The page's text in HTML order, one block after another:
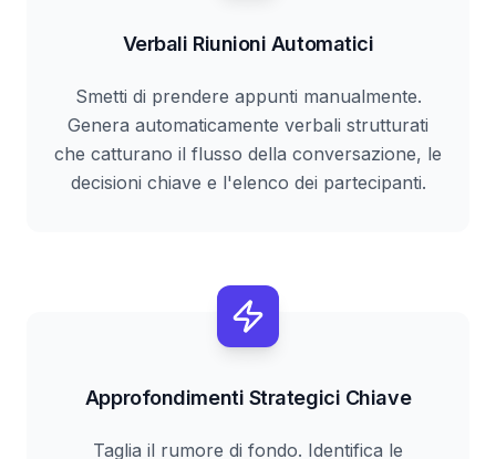
Verbali Riunioni Automatici
Smetti di prendere appunti manualmente.
Genera automaticamente verbali strutturati
che catturano il flusso della conversazione, le
decisioni chiave e l'elenco dei partecipanti.
Approfondimenti Strategici Chiave
Taglia il rumore di fondo. Identifica le